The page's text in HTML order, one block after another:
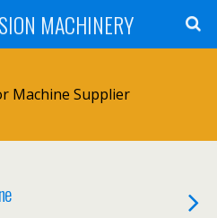
MACHINERY
Machine Supplier